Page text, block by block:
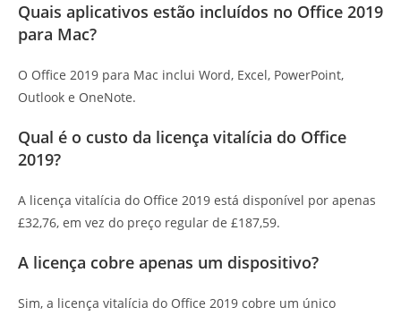
Quais aplicativos estão incluídos no Office 2019
para Mac?
O Office 2019 para Mac inclui Word, Excel, PowerPoint,
Outlook e OneNote.
Qual é o custo da licença vitalícia do Office
2019?
A licença vitalícia do Office 2019 está disponível por apenas
£32,76, em vez do preço regular de £187,59.
A licença cobre apenas um dispositivo?
Sim, a licença vitalícia do Office 2019 cobre um único